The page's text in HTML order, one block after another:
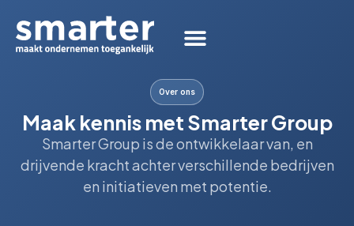
Over ons
Maak kennis met Smarter Group
Smarter Group is de ontwikkelaar van, en
drijvende kracht achter verschillende bedrijven
en initiatieven met potentie.